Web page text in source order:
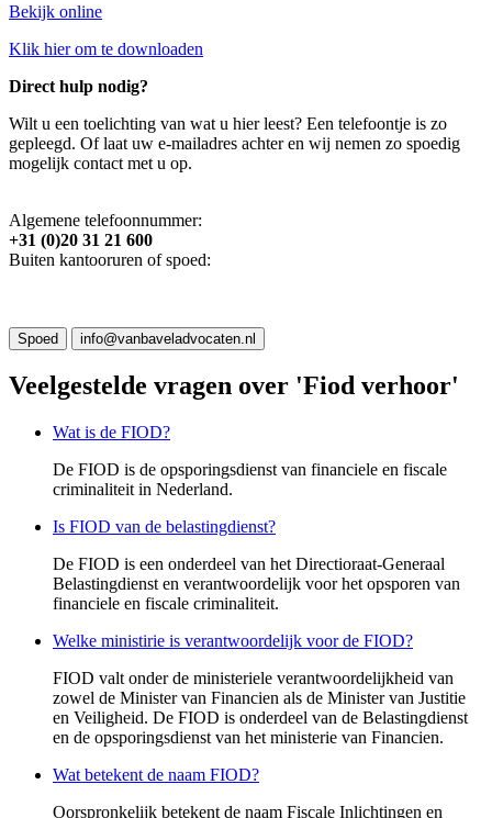
Bekijk online
Klik hier om te downloaden
Direct hulp nodig?
Wilt u een toelichting van wat u hier leest? Een telefoontje is zo
gepleegd. Of laat uw e-mailadres achter en wij nemen zo spoedig
mogelijk contact met u op.
Algemene telefoonnummer:
+31 (0)20 31 21 600
Buiten kantooruren of spoed:
Spoed info@vanbaveladvocaten.nl
Veelgestelde vragen over 'Fiod verhoor'
Wat is de FIOD?
De FIOD is de opsporingsdienst van financiele en fiscale
criminaliteit in Nederland.
Is FIOD van de belastingdienst?
De FIOD is een onderdeel van het Directioraat-Generaal
Belastingdienst en verantwoordelijk voor het opsporen van
financiele en fiscale criminaliteit.
Welke ministirie is verantwoordelijk voor de FIOD?
FIOD valt onder de ministeriele verantwoordelijkheid van
zowel de Minister van Financien als de Minister van Justitie
en Veiligheid. De FIOD is onderdeel van de Belastingdienst
en de opsporingsdienst van het ministerie van Financien.
Wat betekent de naam FIOD?
Oorspronkelijk betekent de naam Fiscale Inlichtingen en